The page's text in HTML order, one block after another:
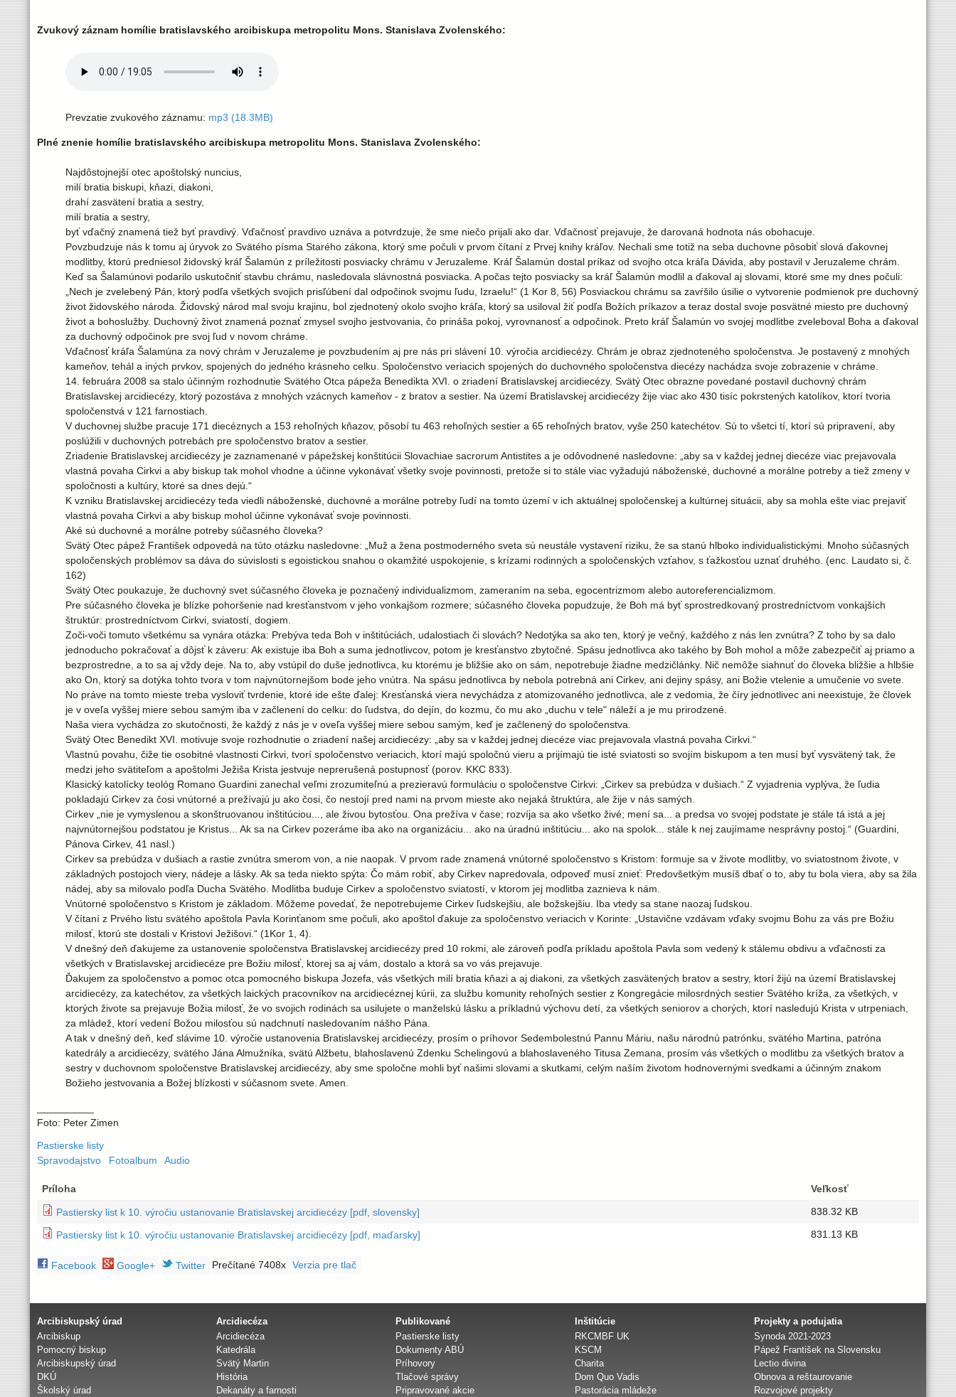
a
Zvukový záznam homílie bratislavského arcibiskupa metropolitu Mons. Stanislava Zvolenského:
Prevzatie zvukového záznamu: mp3 (18.3MB)
Plné znenie homílie bratislavského arcibiskupa metropolitu Mons. Stanislava Zvolenského:
Najdôstojnejší otec apoštolský nuncius,
milí bratia biskupi, kňazi, diakoni,
drahí zasvätení bratia a sestry,
milí bratia a sestry,
byť vďačný znamená tiež byť pravdivý. Vďačnosť pravdivo uznáva a potvrdzuje, že sme niečo prijali ako dar. Vďačnosť prejavuje, že darovaná hodnota nás obohacuje.
Povzbudzuje nás k tomu aj úryvok zo Svätého písma Starého zákona, ktorý sme počuli v prvom čítaní z Prvej knihy kráľov. Nechali sme totiž na seba duchovne pôsobiť slová ďakovnej
modlitby, ktorú predniesol židovský kráľ Šalamún z príležitosti posviacky chrámu v Jeruzaleme. Kráľ Šalamún dostal príkaz od svojho otca kráľa Dávida, aby postavil v Jeruzaleme chrám.
Keď sa Šalamúnovi podarilo uskutočniť stavbu chrámu, nasledovala slávnostná posviacka. A počas tejto posviacky sa kráľ Šalamún modlil a ďakoval aj slovami, ktoré sme my dnes počuli:
„Nech je zvelebený Pán, ktorý podľa všetkých svojich prisľúbení dal odpočinok svojmu ľudu, Izraelu!“ (1 Kor 8, 56) Posviackou chrámu sa zavŕšilo úsilie o vytvorenie podmienok pre duchovný
život židovského národa. Židovský národ mal svoju krajinu, bol zjednotený okolo svojho kráľa, ktorý sa usiloval žiť podľa Božích príkazov a teraz dostal svoje posvätné miesto pre duchovný
život a bohoslužby. Duchovný život znamená poznať zmysel svojho jestvovania, čo prináša pokoj, vyrovnanosť a odpočinok. Preto kráľ Šalamún vo svojej modlitbe zveleboval Boha a ďakoval
za duchovný odpočinok pre svoj ľud v novom chráme.
Vďačnosť kráľa Šalamúna za nový chrám v Jeruzaleme je povzbudením aj pre nás pri slávení 10. výročia arcidiecézy. Chrám je obraz zjednoteného spoločenstva. Je postavený z mnohých
kameňov, tehál a iných prvkov, spojených do jedného krásneho celku. Spoločenstvo veriacich spojených do duchovného spoločenstva diecézy nachádza svoje zobrazenie v chráme.
14. februára 2008 sa stalo účinným rozhodnutie Svätého Otca pápeža Benedikta XVI. o zriadení Bratislavskej arcidiecézy. Svätý Otec obrazne povedané postavil duchovný chrám
Bratislavskej arcidiecézy, ktorý pozostáva z mnohých vzácnych kameňov - z bratov a sestier. Na území Bratislavskej arcidiecézy žije viac ako 430 tisíc pokrstených katolíkov, ktorí tvoria
spoločenstvá v 121 farnostiach.
V duchovnej službe pracuje 171 diecéznych a 153 rehoľných kňazov, pôsobí tu 463 rehoľných sestier a 65 rehoľných bratov, vyše 250 katechétov. Sú to všetci tí, ktorí sú pripravení, aby
poslúžili v duchovných potrebách pre spoločenstvo bratov a sestier.
Zriadenie Bratislavskej arcidiecézy je zaznamenané v pápežskej konštitúcii Slovachiae sacrorum Antistites a je odôvodnené nasledovne: „aby sa v každej jednej diecéze viac prejavovala
vlastná povaha Cirkvi a aby biskup tak mohol vhodne a účinne vykonávať všetky svoje povinnosti, pretože si to stále viac vyžadujú náboženské, duchovné a morálne potreby a tiež zmeny v
spoločnosti a kultúry, ktoré sa dnes dejú.“
K vzniku Bratislavskej arcidiecézy teda viedli náboženské, duchovné a morálne potreby ľudí na tomto území v ich aktuálnej spoločenskej a kultúrnej situácii, aby sa mohla ešte viac prejaviť
vlastná povaha Cirkvi a aby biskup mohol účinne vykonávať svoje povinnosti.
Aké sú duchovné a morálne potreby súčasného človeka?
Svätý Otec pápež František odpovedá na túto otázku nasledovne: „Muž a žena postmoderného sveta sú neustále vystavení riziku, že sa stanú hlboko individualistickými. Mnoho súčasných
spoločenských problémov sa dáva do súvislosti s egoistickou snahou o okamžité uspokojenie, s krízami rodinných a spoločenských vzťahov, s ťažkosťou uznať druhého. (enc. Laudato si, č.
162)
Svätý Otec poukazuje, že duchovný svet súčasného človeka je poznačený individualizmom, zameraním na seba, egocentrizmom alebo autoreferencializmom.
Pre súčasného človeka je blízke pohoršenie nad kresťanstvom v jeho vonkajšom rozmere; súčasného človeka popudzuje, že Boh má byť sprostredkovaný prostredníctvom vonkajších
štruktúr: prostredníctvom Cirkvi, sviatostí, dogiem.
Zoči-voči tomuto všetkému sa vynára otázka: Prebýva teda Boh v inštitúciách, udalostiach či slovách? Nedotýka sa ako ten, ktorý je večný, každého z nás len zvnútra? Z toho by sa dalo
jednoducho pokračovať a dôjsť k záveru: Ak existuje iba Boh a suma jednotlivcov, potom je kresťanstvo zbytočné. Spásu jednotlivca ako takého by Boh mohol a môže zabezpečiť aj priamo a
bezprostredne, a to sa aj vždy deje. Na to, aby vstúpil do duše jednotlivca, ku ktorému je bližšie ako on sám, nepotrebuje žiadne medzičlánky. Nič nemôže siahnuť do človeka bližšie a hlbšie
ako On, ktorý sa dotýka tohto tvora v tom najvnútornejšom bode jeho vnútra. Na spásu jednotlivca by nebola potrebná ani Cirkev, ani dejiny spásy, ani Božie vtelenie a umučenie vo svete.
No práve na tomto mieste treba vysloviť tvrdenie, ktoré ide ešte ďalej: Kresťanská viera nevychádza z atomizovaného jednotlivca, ale z vedomia, že číry jednotlivec ani neexistuje, že človek
je v oveľa vyššej miere sebou samým iba v začlenení do celku: do ľudstva, do dejín, do kozmu, čo mu ako „duchu v tele" náleží a je mu prirodzené.
Naša viera vychádza zo skutočnosti, že každý z nás je v oveľa vyššej miere sebou samým, keď je začlenený do spoločenstva.
Svätý Otec Benedikt XVI. motivuje svoje rozhodnutie o zriadení našej arcidiecézy: „aby sa v každej jednej diecéze viac prejavovala vlastná povaha Cirkvi.“
Vlastnú povahu, čiže tie osobitné vlastnosti Cirkvi, tvorí spoločenstvo veriacich, ktorí majú spoločnú vieru a prijímajú tie isté sviatosti so svojím biskupom a ten musí byť vysvätený tak, že
medzi jeho svätiteľom a apoštolmi Ježiša Krista jestvuje neprerušená postupnosť (porov. KKC 833).
Klasický katolícky teológ Romano Guardini zanechal veľmi zrozumiteľnú a prezieravú formuláciu o spoločenstve Cirkvi: „Cirkev sa prebúdza v dušiach.“ Z vyjadrenia vyplýva, že ľudia
pokladajú Cirkev za čosi vnútorné a prežívajú ju ako čosi, čo nestojí pred nami na prvom mieste ako nejaká štruktúra, ale žije v nás samých.
Cirkev „nie je vymyslenou a skonštruovanou inštitúciou..., ale živou bytosťou. Ona prežíva v čase; rozvíja sa ako všetko živé; mení sa... a predsa vo svojej podstate je stále tá istá a jej
najvnútornejšou podstatou je Kristus... Ak sa na Cirkev pozeráme iba ako na organizáciu... ako na úradnú inštitúciu... ako na spolok... stále k nej zaujímame nesprávny postoj.“ (Guardini,
Pánova Cirkev, 41 nasl.)
Cirkev sa prebúdza v dušiach a rastie zvnútra smerom von, a nie naopak. V prvom rade znamená vnútorné spoločenstvo s Kristom: formuje sa v živote modlitby, vo sviatostnom živote, v
základných postojoch viery, nádeje a lásky. Ak sa teda niekto spýta: Čo mám robiť, aby Cirkev napredovala, odpoveď musí znieť: Predovšetkým musíš dbať o to, aby tu bola viera, aby sa žila
nádej, aby sa milovalo podľa Ducha Svätého. Modlitba buduje Cirkev a spoločenstvo sviatostí, v ktorom jej modlitba zaznieva k nám.
Vnútorné spoločenstvo s Kristom je základom. Môžeme povedať, že nepotrebujeme Cirkev ľudskejšiu, ale božskejšiu. Iba vtedy sa stane naozaj ľudskou.
V čítaní z Prvého listu svätého apoštola Pavla Korinťanom sme počuli, ako apoštol ďakuje za spoločenstvo veriacich v Korinte: „Ustavične vzdávam vďaky svojmu Bohu za vás pre Božiu
milosť, ktorú ste dostali v Kristovi Ježišovi.“ (1Kor 1, 4).
V dnešný deň ďakujeme za ustanovenie spoločenstva Bratislavskej arcidiecézy pred 10 rokmi, ale zároveň podľa príkladu apoštola Pavla som vedený k stálemu obdivu a vďačnosti za
všetkých v Bratislavskej arcidiecéze pre Božiu milosť, ktorej sa aj vám, dostalo a ktorá sa vo vás prejavuje.
Ďakujem za spoločenstvo a pomoc otca pomocného biskupa Jozefa, vás všetkých milí bratia kňazi a aj diakoni, za všetkých zasvätených bratov a sestry, ktorí žijú na území Bratislavskej
arcidiecézy, za katechétov, za všetkých laických pracovníkov na arcidiecéznej kúrii, za službu komunity rehoľných sestier z Kongregácie milosrdných sestier Svätého kríža, za všetkých, v
ktorých živote sa prejavuje Božia milosť, že vo svojich rodinách sa usilujete o manželskú lásku a príkladnú výchovu detí, za všetkých seniorov a chorých, ktorí nasledujú Krista v utrpeniach,
za mládež, ktorí vedení Božou milosťou sú nadchnutí nasledovaním nášho Pána.
A tak v dnešný deň, keď slávime 10. výročie ustanovenia Bratislavskej arcidiecézy, prosím o príhovor Sedembolestnú Pannu Máriu, našu národnú patrónku, svätého Martina, patróna
katedrály a arcidiecézy, svätého Jána Almužníka, svätú Alžbetu, blahoslavenú Zdenku Schelingovú a blahoslaveného Titusa Zemana, prosím vás všetkých o modlitbu za všetkých bratov a
sestry v duchovnom spoločenstve Bratislavskej arcidiecézy, aby sme spoločne mohli byť našimi slovami a skutkami, celým naším životom hodnovernými svedkami a účinným znakom
Božieho jestvovania a Božej blízkosti v súčasnom svete. Amen.
Foto: Peter Zimen
Pastierske listy
Spravodajstvo
Fotoalbum Audio
Príloha Veľkosť
Pastiersky list k 10. výročiu ustanovanie Bratislavskej arcidiecézy [pdf, slovensky] 838.32 KB
Pastiersky list k 10. výročiu ustanovanie Bratislavskej arcidiecézy [pdf, maďarsky] 831.13 KB
Facebook Google+ Twitter Prečítané 7408x Verzia pre tlač
Arcibiskupský úrad
Arcibiskup
Pomocný biskup
Arcibiskupský úrad
DKÚ
Školský úrad
Arcidiecéza
Arcidiecéza
Katedrála
Svätý Martin
História
Dekanáty a farnosti
Publikované
Pastierske listy
Dokumenty ABÚ
Príhovory
Tlačové správy
Pripravované akcie
Inštitúcie
RKCMBF UK
KSCM
Charita
Dom Quo Vadis
Pastorácia mládeže
Projekty a podujatia
Synoda 2021-2023
Pápež František na Slovensku
Lectio divina
Obnova a reštaurovanie
Rozvojové projekty